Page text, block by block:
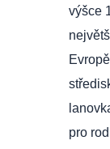
výšce
pro